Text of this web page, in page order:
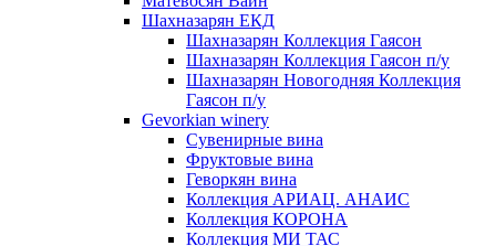
Шахназарян ЕКД
Шахназарян Коллекция Гаясон
Шахназарян Коллекция Гаясон п/у
Шахназарян Новогодняя Коллекция
Гаясон п/у
Gevorkian winery
Сувенирные вина
Фруктовые вина
Геворкян вина
Коллекция АРИАЦ. АНАИС
Коллекция КОРОНА
Коллекция МИ ТАС